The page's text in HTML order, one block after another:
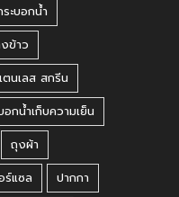
ระบอกน้ำ
ข้าว
ตนเลส สกรีน
อกน้ำเก็บความเย็น
ถุงผ้า
ร์แซล
ปากกา